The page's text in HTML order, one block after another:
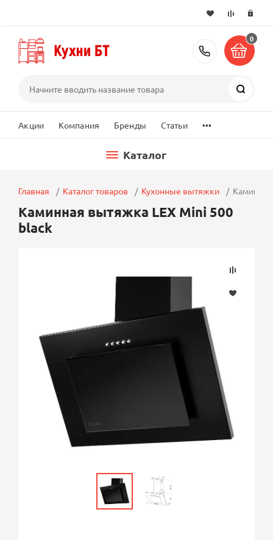
+7 (495)
0
Акции Компания Бренды Статьи ...
Каталог
Главная Каталог товаров Кухонные вытяжки
Каминная вытяжка LEX Mini 500
black